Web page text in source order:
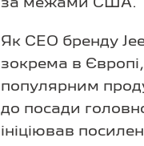
за межами США.
Як CEO бренду
зокрема в
популярним
до посади
ініціював